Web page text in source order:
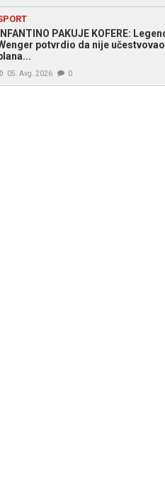
PAKUJE KOFERE:
potvrdio da nije
05. Avg. 2026 0